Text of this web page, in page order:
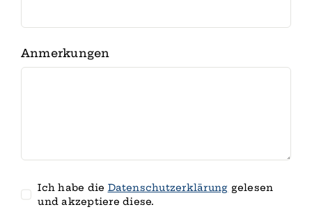
Anmerkungen
Ich habe die Datenschutz­erklärung gelesen
und akzeptiere diese.